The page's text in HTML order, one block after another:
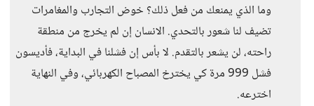
وما الذي يمنعك من فعل ذلك؟ خوض التجارب والمغامرات
تضيف لنا شعور بالتحدي. الانسان إن لم يخرج من منطقة
راحته، لن يشعر بالتقدم. لا بأس إن فشلنا في البداية، فأديسون
فشل 999 مرة كي يخترخ المصباح الكهربائي، وفي النهاية
اخترعه.